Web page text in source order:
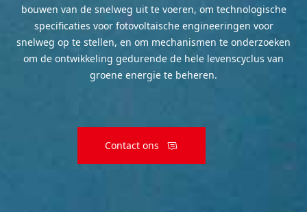
bouwen van de snelweg uit te voeren, om technologische
specificaties voor fotovoltaische engineeringen voor
snelweg op te stellen, en om mechanismen te onderzoeken
om de ontwikkeling gedurende de hele levenscyclus van
groene energie te beheren.
Contact ons